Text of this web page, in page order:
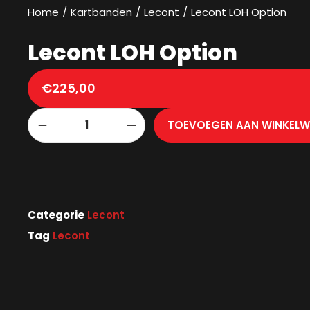
Home / Kartbanden / Lecont / Lecont LOH Option
Lecont LOH Option
€225,00
TOEVOEGEN AAN
Categorie Lecont
Tag Lecont